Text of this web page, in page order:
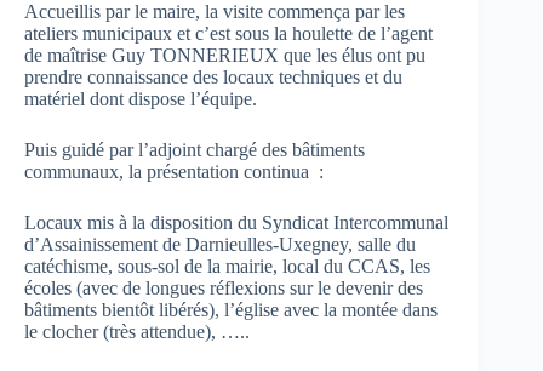
Accueillis par le maire, la visite commença par les
ateliers municipaux et c’est sous la houlette de l’agent
de maîtrise Guy TONNERIEUX que les élus ont pu
prendre connaissance des locaux techniques et du
matériel dont dispose l’équipe.
Puis guidé par l’adjoint chargé des bâtiments
communaux, la présentation continua :
Locaux mis à la disposition du Syndicat Intercommunal
d’Assainissement de Darnieulles-Uxegney, salle du
catéchisme, sous-sol de la mairie, local du CCAS, les
écoles (avec de longues réflexions sur le devenir des
bâtiments bientôt libérés), l’église avec la montée dans
le clocher (très attendue), …..